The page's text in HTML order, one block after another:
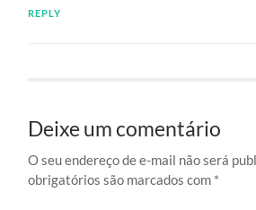
REPLY
Deixe um comentário
O seu endereço de e-mail não será
obrigatórios são marcados com *